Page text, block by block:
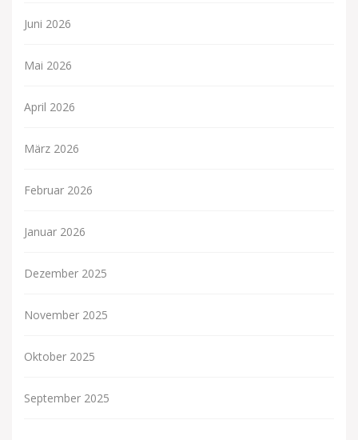
Juni 2026
Mai 2026
April 2026
März 2026
Februar 2026
Januar 2026
Dezember 2025
November 2025
Oktober 2025
September 2025